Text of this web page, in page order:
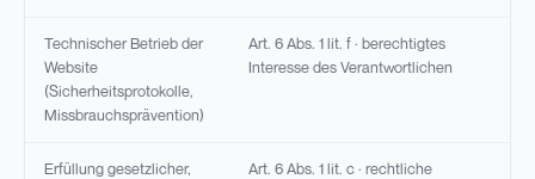
Technischer Betrieb der
Website
(Sicherheitsprotokolle,
Missbrauchsprävention)
Art. 6 Abs. 1 lit. f · berechtigtes
Interesse des Verantwortlichen
Erfüllung gesetzlicher,
Art. 6 Abs. 1 lit. c · rechtliche